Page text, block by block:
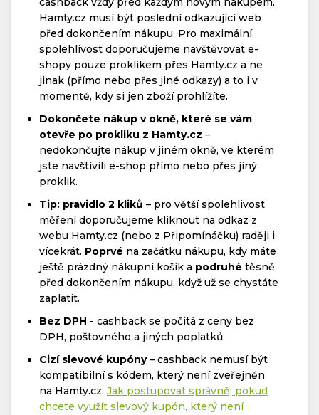
Hamty.cz musí být poslední odkazující web
před dokončením nákupu. Pro maximální
spolehlivost doporučujeme navštěvovat e-
shopy pouze proklikem přes Hamty.cz a ne
jinak (přímo nebo přes jiné odkazy) a to i v
momentě, kdy si jen zboží prohlížíte.
Dokončete nákup v okně, které se vám
otevře po prokliku z Hamty.cz –
nedokončujte nákup v jiném okně, ve kterém
jste navštívili e-shop přímo nebo přes jiný
proklik.
Tip: pravidlo 2 kliků – pro větší spolehlivost
měření doporučujeme kliknout na odkaz z
webu Hamty.cz (nebo z Připomínáčku) raději i
vícekrát. Poprvé na začátku nákupu, kdy máte
ještě prázdný nákupní košík a podruhé těsně
před dokončením nákupu, když už se chystáte
zaplatit.
Bez DPH - cashback se počítá z ceny bez
DPH, poštovného a jiných poplatků
Cizí slevové kupóny– cashback nemusí být
kompatibilní s kódem, který není zveřejněn
na Hamty.cz. Jak postupovat správně, pokud
chcete využít slevový kupón, který není